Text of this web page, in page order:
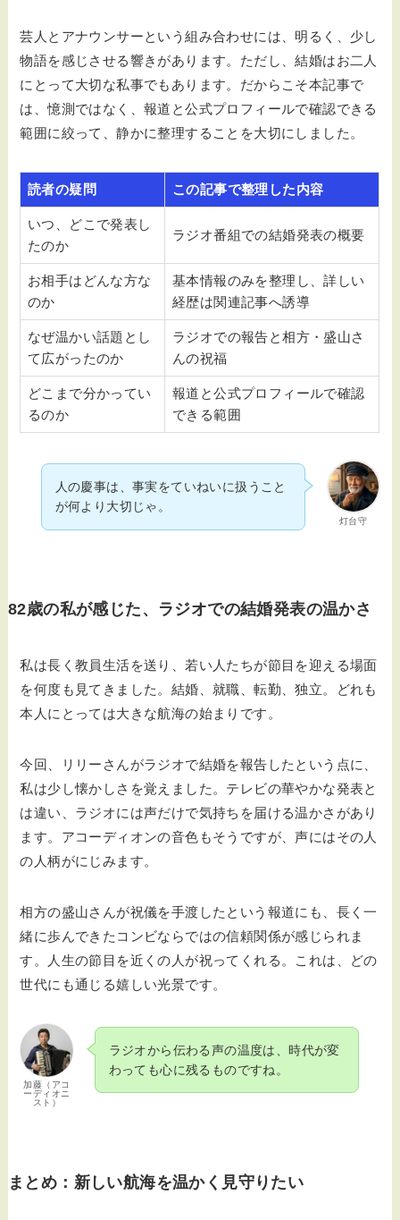
芸人とアナウンサーという組み合わせには、明るく、少し
物語を感じさせる響きがあります。ただし、結婚はお二人
にとって大切な私事でもあります。だからこそ本記事で
は、憶測ではなく、報道と公式プロフィールで確認できる
範囲に絞って、静かに整理することを大切にしました。
読者の疑問 この記事で整理した内容
いつ、どこで発表し
たのか
ラジオ番組での結婚発表の概要
お相手はどんな方な
のか
基本情報のみを整理し、詳しい
経歴は関連記事へ誘導
なぜ温かい話題とし
て広がったのか
ラジオでの報告と相方・盛山さ
んの祝福
どこまで分かってい
るのか
報道と公式プロフィールで確認
できる範囲
灯台守
人の慶事は、事実をていねいに扱うこと
が何より大切じゃ。
82歳の私が感じた、ラジオでの結婚発表の温かさ
私は長く教員生活を送り、若い人たちが節目を迎える場面
を何度も見てきました。結婚、就職、転勤、独立。どれも
本人にとっては大きな航海の始まりです。
今回、リリーさんがラジオで結婚を報告したという点に、
私は少し懐かしさを覚えました。テレビの華やかな発表と
は違い、ラジオには声だけで気持ちを届ける温かさがあり
ます。アコーディオンの音色もそうですが、声にはその人
の人柄がにじみます。
相方の盛山さんが祝儀を手渡したという報道にも、長く一
緒に歩んできたコンビならではの信頼関係が感じられま
す。人生の節目を近くの人が祝ってくれる。これは、どの
世代にも通じる嬉しい光景です。
加藤（アコ
ーディオニ
スト）
ラジオから伝わる声の温度は、時代が変
わっても心に残るものですね。
まとめ：新しい航海を温かく見守りたい